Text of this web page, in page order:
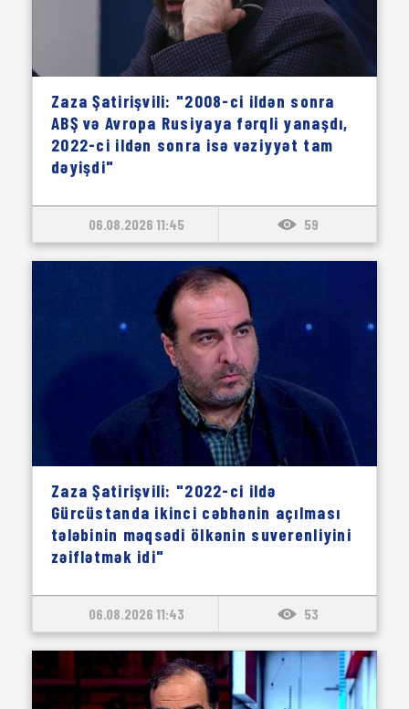
Zaza Şatirişvili: "2008-ci ildən sonra
ABŞ və Avropa Rusiyaya fərqli yanaşdı,
2022-ci ildən sonra isə vəziyyət tam
dəyişdi"
06.08.2026 11:45 59
Zaza Şatirişvili: "2022-ci ildə
Gürcüstanda ikinci cəbhənin açılması
tələbinin məqsədi ölkənin suverenliyini
zəiflətmək idi"
06.08.2026 11:43 53